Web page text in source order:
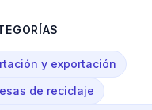
y exportación
de reciclaje